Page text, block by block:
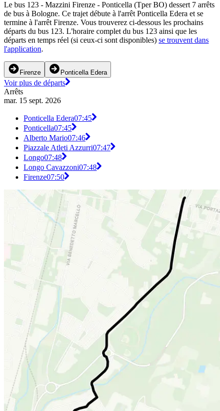
Le bus 123 - Mazzini Firenze - Ponticella (Tper BO) dessert 7 arrêts
de bus à Bologne. Ce trajet débute à l'arrêt Ponticella Edera et se
termine à l'arrêt Firenze. Vous trouverez ci-dessous les prochains
départs du bus 123. L'horaire complet du bus 123 ainsi que les
départs en temps réel (si ceux-ci sont disponibles) se trouvent dans
l'application.
Firenze Ponticella Edera
Voir plus de départs
Arrêts
mar. 15 sept. 2026
Ponticella Edera07:45
Ponticella07:45
Alberto Mario07:46
Piazzale Atleti Azzurri07:47
Longo07:48
Longo Cavazzoni07:48
Firenze07:50